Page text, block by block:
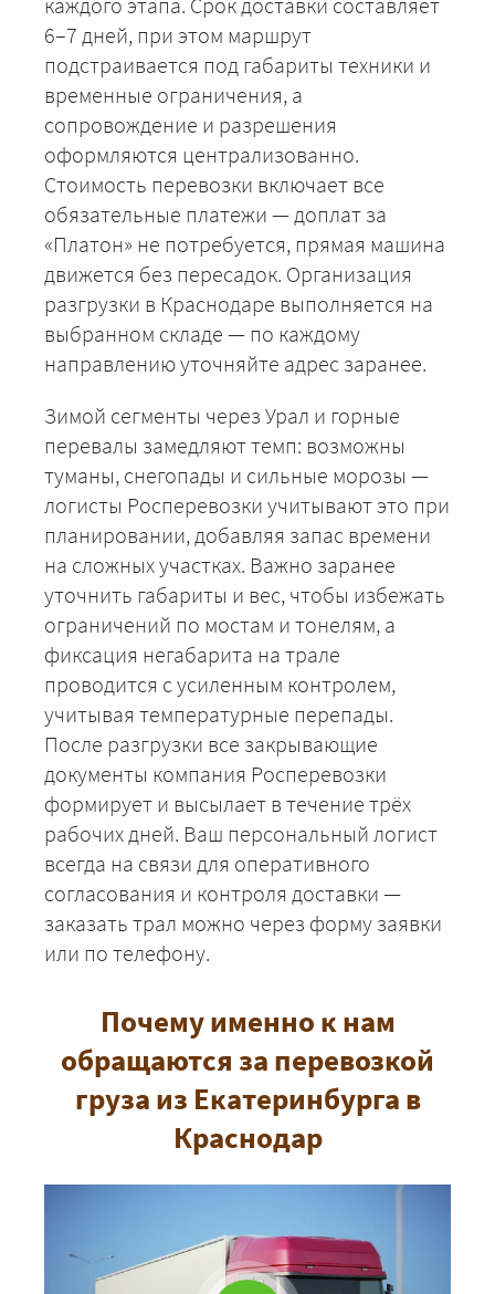
6–7 дней, при этом маршрут
подстраивается под габариты техники и
временные ограничения, а
сопровождение и разрешения
оформляются централизованно.
Стоимость перевозки включает все
обязательные платежи — доплат за
«Платон» не потребуется, прямая машина
движется без пересадок. Организация
разгрузки в Краснодаре выполняется на
выбранном складе — по каждому
направлению уточняйте адрес заранее.
Зимой сегменты через Урал и горные
перевалы замедляют темп: возможны
туманы, снегопады и сильные морозы —
логисты Росперевозки учитывают это при
планировании, добавляя запас времени
на сложных участках. Важно заранее
уточнить габариты и вес, чтобы избежать
ограничений по мостам и тонелям, а
фиксация негабарита на трале
проводится с усиленным контролем,
учитывая температурные перепады.
После разгрузки все закрывающие
документы компания Росперевозки
формирует и высылает в течение трёх
рабочих дней. Ваш персональный логист
всегда на связи для оперативного
согласования и контроля доставки —
заказать трал можно через форму заявки
или по телефону.
Почему именно к нам
обращаются за перевозкой
груза из Екатеринбурга в
Краснодар
+7 (499) 520-05-23
ЗАКАЗАТЬ